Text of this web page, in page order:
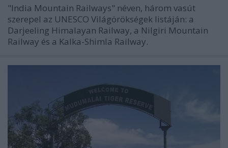
"India Mountain Railways" néven, három vasút
szerepel az UNESCO Világörökségek listáján: a
Darjeeling Himalayan Railway, a Nilgiri Mountain
Railway és a Kalka-Shimla Railway.